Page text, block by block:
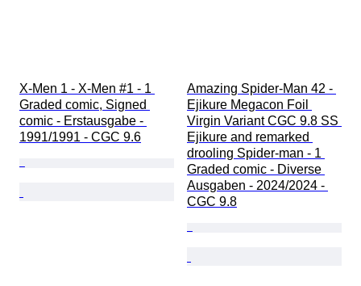
X-Men 1 - X-Men #1 - 1
Graded comic, Signed
comic - Erstausgabe -
1991/1991 - CGC 9.6
Amazing Spider-Man 42 -
Ejikure Megacon Foil
Virgin Variant CGC 9.8 SS
Ejikure and remarked
drooling Spider-man - 1
Graded comic - Diverse
Ausgaben - 2024/2024 -
CGC 9.8